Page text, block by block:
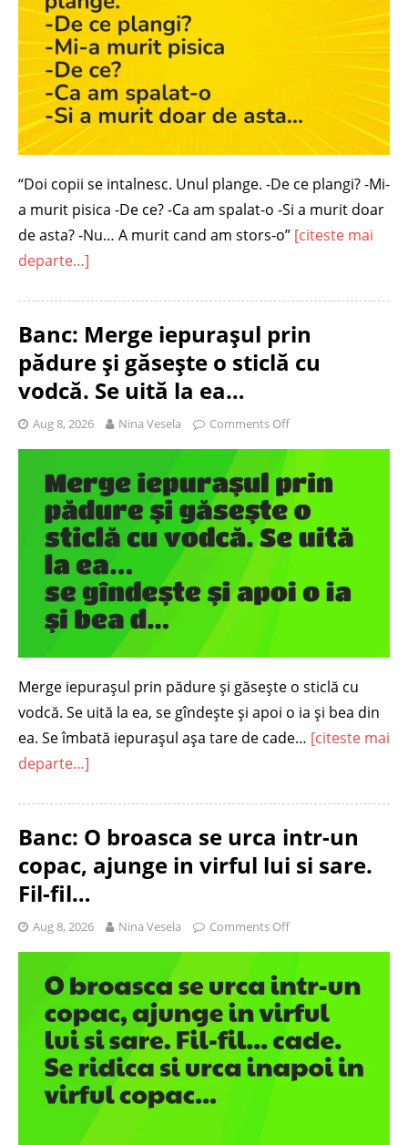
“Doi copii se intalnesc. Unul plange. -De ce plangi? -Mi-
a murit pisica -De ce? -Ca am spalat-o -Si a murit doar
de asta? -Nu… A murit cand am stors-o” [citeste mai
departe…]
Banc: Merge iepuraşul prin
pădure şi găseşte o sticlă cu
vodcă. Se uită la ea…
Aug 8, 2026 Nina Vesela Comments Off
Merge iepuraşul prin pădure şi găseşte o sticlă cu
vodcă. Se uită la ea, se gîndeşte şi apoi o ia şi bea din
ea. Se îmbată iepuraşul aşa tare de cade… [citeste mai
departe…]
Banc: O broasca se urca intr-un
copac, ajunge in virful lui si sare.
Fil-fil…
Aug 8, 2026 Nina Vesela Comments Off